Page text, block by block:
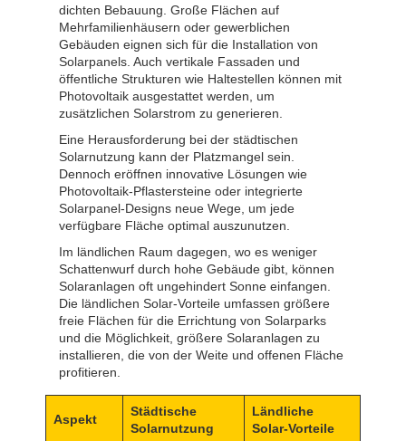
dichten Bebauung. Große Flächen auf
Mehrfamilienhäusern oder gewerblichen
Gebäuden eignen sich für die Installation von
Solarpanels. Auch vertikale Fassaden und
öffentliche Strukturen wie Haltestellen können mit
Photovoltaik ausgestattet werden, um
zusätzlichen Solarstrom zu generieren.
Eine Herausforderung bei der städtischen
Solarnutzung kann der Platzmangel sein.
Dennoch eröffnen innovative Lösungen wie
Photovoltaik-Pflastersteine oder integrierte
Solarpanel-Designs neue Wege, um jede
verfügbare Fläche optimal auszunutzen.
Im ländlichen Raum dagegen, wo es weniger
Schattenwurf durch hohe Gebäude gibt, können
Solaranlagen oft ungehindert Sonne einfangen.
Die ländlichen Solar-Vorteile umfassen größere
freie Flächen für die Errichtung von Solarparks
und die Möglichkeit, größere Solaranlagen zu
installieren, die von der Weite und offenen Fläche
profitieren.
Aspekt
Städtische
Solarnutzung
Ländliche
Solar-Vorteile